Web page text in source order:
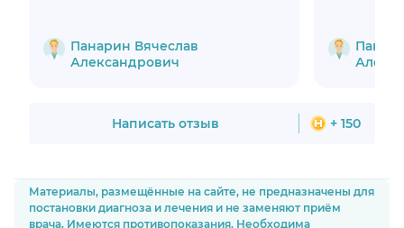
Панарин Вячеслав
Александрович
Написать отзыв + 150
Материалы, размещённые на сайте, не предназначены для
постановки диагноза и лечения и не заменяют приём
врача. Имеются противопоказания. Необходима